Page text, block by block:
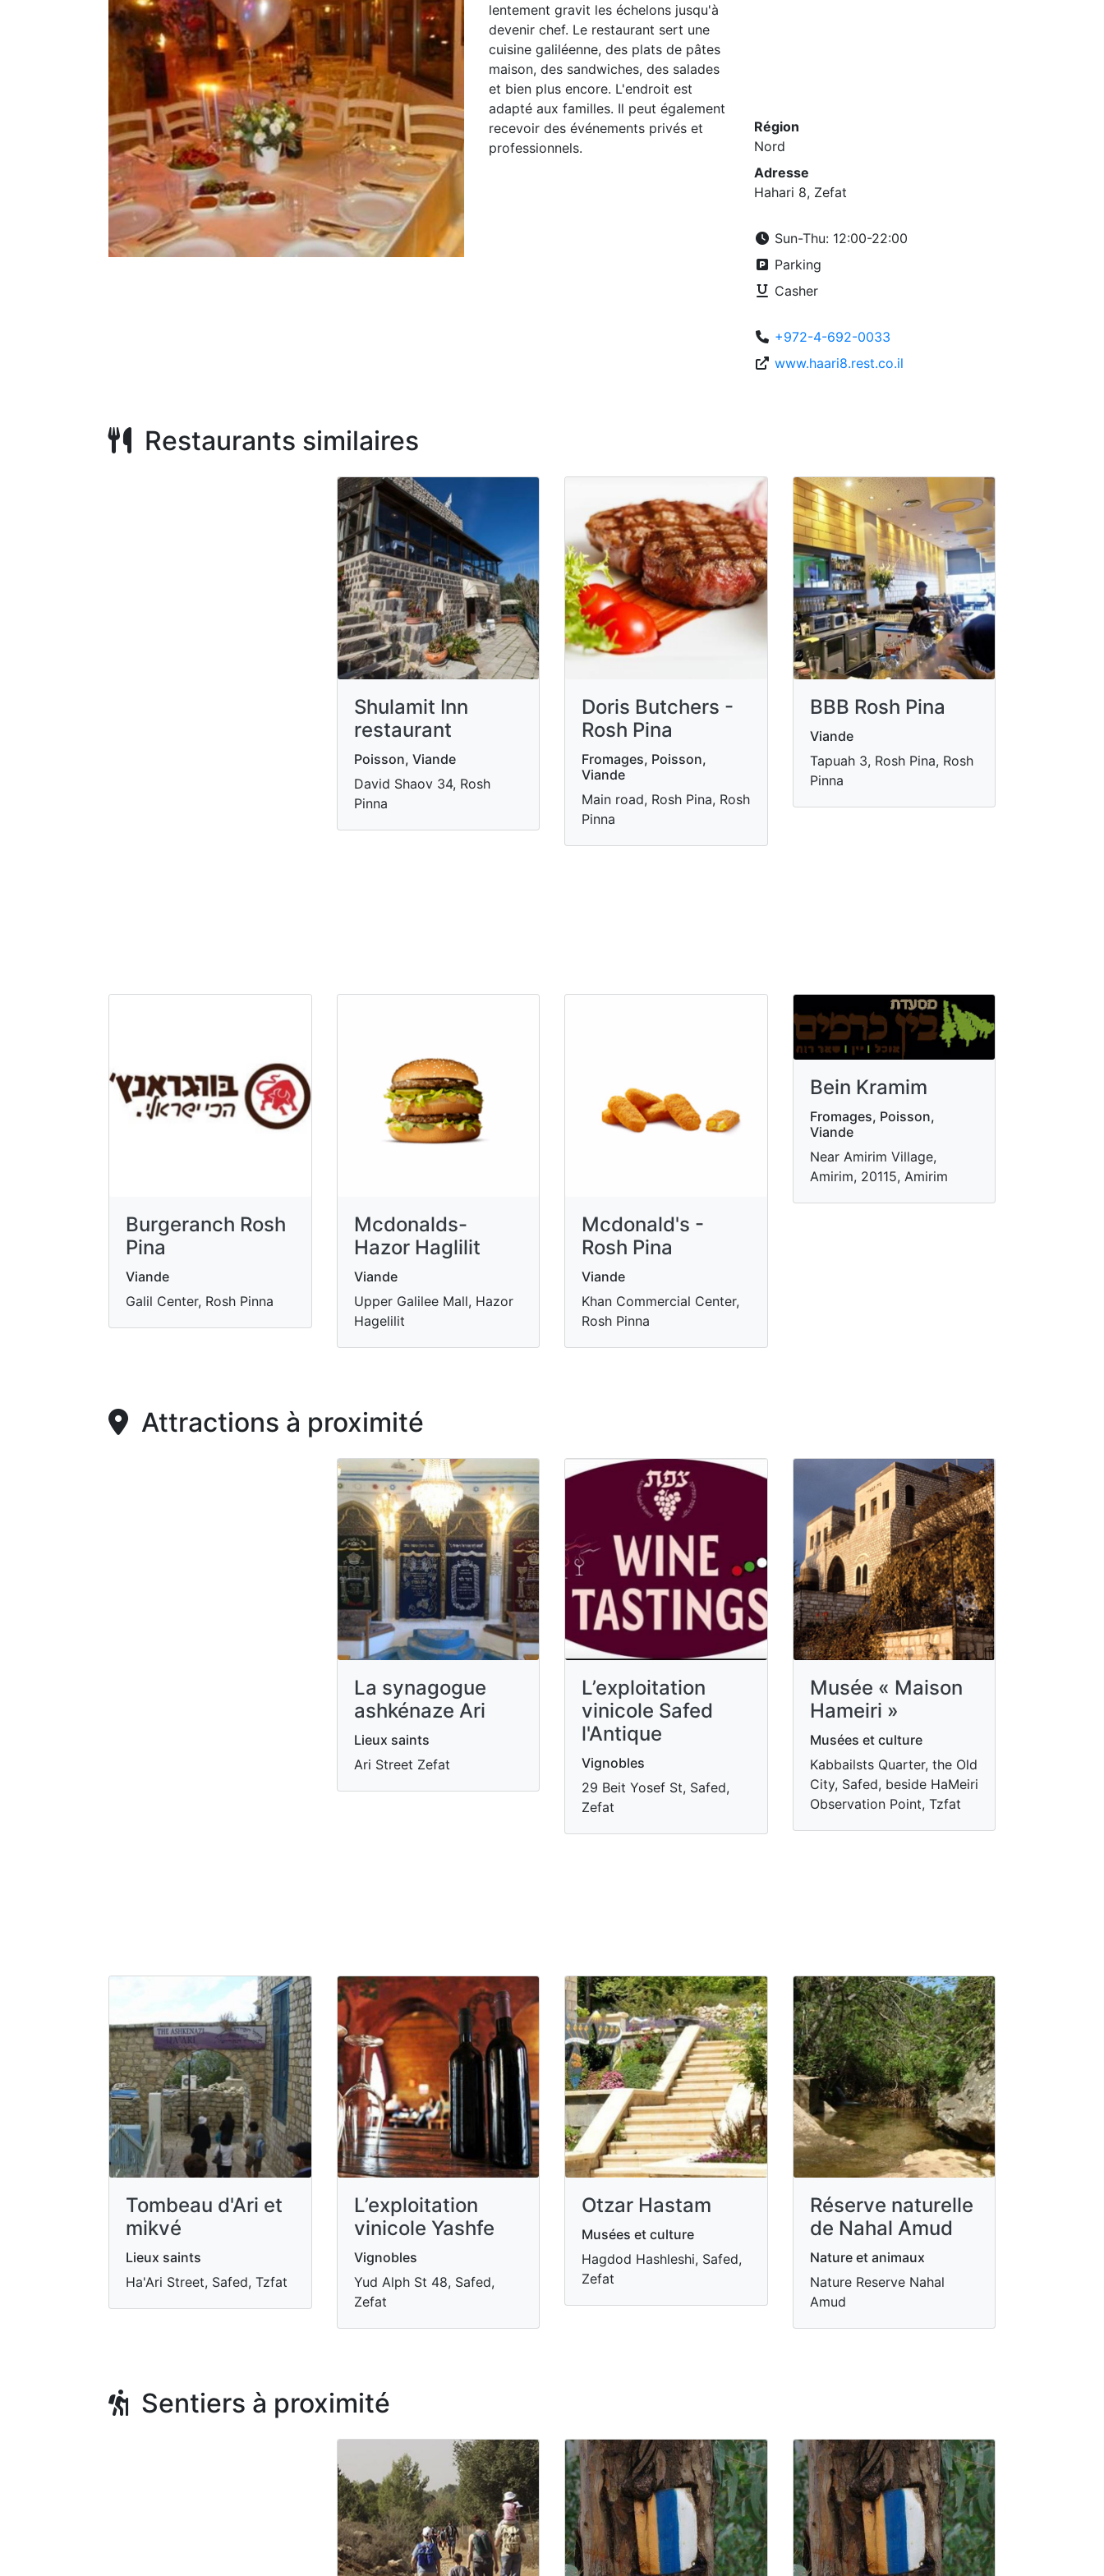
lentement gravit les échelons jusqu'à
devenir chef. Le restaurant sert une
cuisine galiléenne, des plats de pâtes
maison, des sandwiches, des salades
et bien plus encore. L'endroit est
adapté aux familles. Il peut également
recevoir des événements privés et
professionnels.
Région
Nord
Adresse
Hahari 8, Zefat
Sun-Thu: 12:00-22:00
Parking
Casher
+972-4-692-0033
www.haari8.rest.co.il
Restaurants similaires
Shulamit Inn
restaurant
Poisson, Viande
David Shaov 34, Rosh
Pinna
Doris Butchers -
Rosh Pina
Fromages, Poisson,
Viande
Main road, Rosh Pina, Rosh
Pinna
BBB Rosh Pina
Viande
Tapuah 3, Rosh Pina, Rosh
Pinna
Burgeranch Rosh
Pina
Viande
Galil Center, Rosh Pinna
Mcdonalds-
Hazor Haglilit
Viande
Upper Galilee Mall, Hazor
Hagelilit
Mcdonald's -
Rosh Pina
Viande
Khan Commercial Center,
Rosh Pinna
Bein Kramim
Fromages, Poisson,
Viande
Near Amirim Village,
Amirim, 20115, Amirim
Attractions à proximité
La synagogue
ashkénaze Ari
Lieux saints
Ari Street Zefat
L’exploitation
vinicole Safed
l'Antique
Vignobles
29 Beit Yosef St, Safed,
Zefat
Musée « Maison
Hameiri »
Musées et culture
Kabbailsts Quarter, the Old
City, Safed, beside HaMeiri
Observation Point, Tzfat
Tombeau d'Ari et
mikvé
Lieux saints
Ha'Ari Street, Safed, Tzfat
L’exploitation
vinicole Yashfe
Vignobles
Yud Alph St 48, Safed,
Zefat
Otzar Hastam
Musées et culture
Hagdod Hashleshi, Safed,
Zefat
Réserve naturelle
de Nahal Amud
Nature et animaux
Nature Reserve Nahal
Amud
Sentiers à proximité